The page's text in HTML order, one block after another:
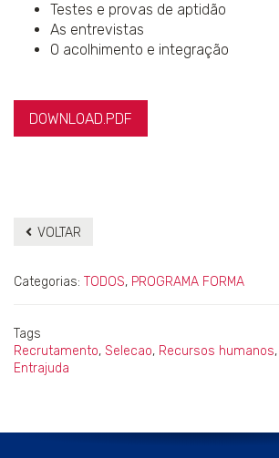
Testes e provas de aptidão
As entrevistas
O acolhimento e integração
DOWNLOAD.PDF
VOLTAR
Categorias: TODOS, PROGRAMA FORMA
Tags
Recrutamento, Selecao, Recursos humanos,
Entrajuda